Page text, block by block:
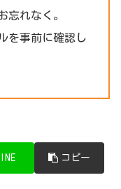
忘れなく。
を事前に確認し
コピー